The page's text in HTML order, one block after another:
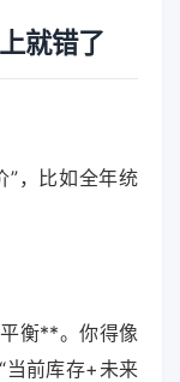
就错了
”，比如全年统
衡**。你得像
当前库存+未来